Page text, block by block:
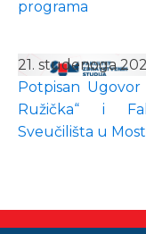
programa
21. studenoga
Potpisan Ugovor
Ružička“ i
Sveučilišta u